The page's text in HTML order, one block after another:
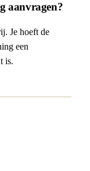
aanvragen?
Je hoeft de
een
is.